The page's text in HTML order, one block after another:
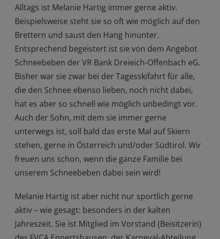
Alltags ist Melanie Hartig immer gerne aktiv.
Beispielsweise steht sie so oft wie möglich auf den
Brettern und saust den Hang hinunter.
Entsprechend begeistert ist sie von dem Angebot
Schneebeben der VR Bank Dreieich-Offenbach eG.
Bisher war sie zwar bei der Tagesskifahrt für alle,
die den Schnee ebenso lieben, noch nicht dabei,
hat es aber so schnell wie möglich unbedingt vor.
Auch der Sohn, mit dem sie immer gerne
unterwegs ist, soll bald das erste Mal auf Skiern
stehen, gerne in Österreich und/oder Südtirol. Wir
freuen uns schon, wenn die ganze Familie bei
unserem Schneebeben dabei sein wird!
Melanie Hartig ist aber nicht nur sportlich gerne
aktiv – wie gesagt: besonders in der kalten
Jahreszeit. Sie ist Mitglied im Vorstand (Beisitzerin)